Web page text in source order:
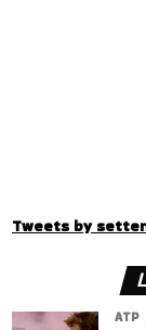
Tweets by
ATP